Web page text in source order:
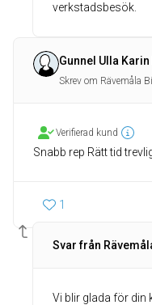
verkstadsbesök.
Gunnel Ulla Karin
Skrev om Rävemåla
Verifierad kund
Snabb rep Rätt tid
1
Svar från
Vi blir glada för din